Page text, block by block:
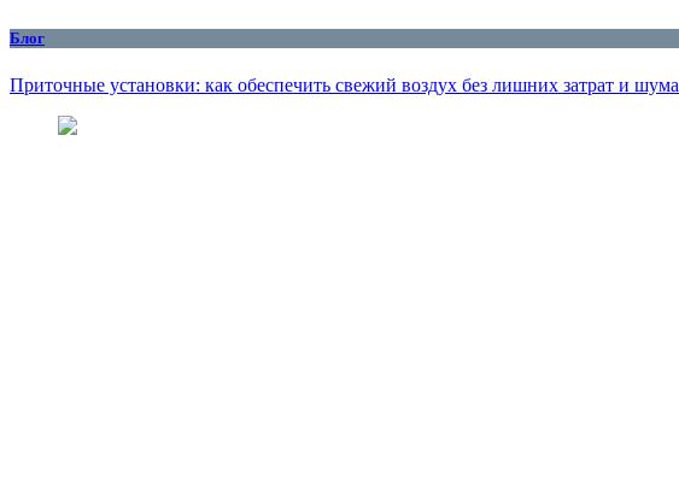
Блог
Приточные установки: как обеспечить свежий воздух без лишних затрат и шума